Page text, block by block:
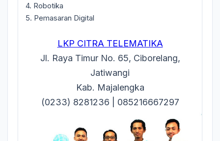
4. Robotika
5. Pemasaran Digital
LKP CITRA TELEMATIKA
Jl. Raya Timur No. 65, Ciborelang,
Jatiwangi
Kab. Majalengka
(0233) 8281236 | 085216667297